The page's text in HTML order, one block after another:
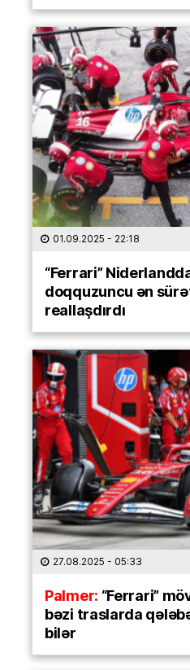
01.09.2025 - 22:18
“Ferrari”
doqquzuncu ən
reallaşdırdı
27.08.2025 - 05:33
Palmer: “Ferrari”
bəzi traslarda
bilər